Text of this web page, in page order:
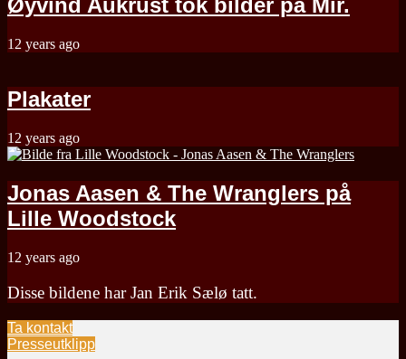
Øyvind Aukrust tok bilder på Mir.
12 years ago
Plakater
12 years ago
Jonas Aasen & The Wranglers på
Lille Woodstock
12 years ago
Disse bildene har Jan Erik Sælø tatt.
Ta kontakt
Presseutklipp